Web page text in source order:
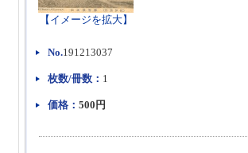
【イメージを拡大】
No.191213037
枚数/冊数： 1
価格：500円